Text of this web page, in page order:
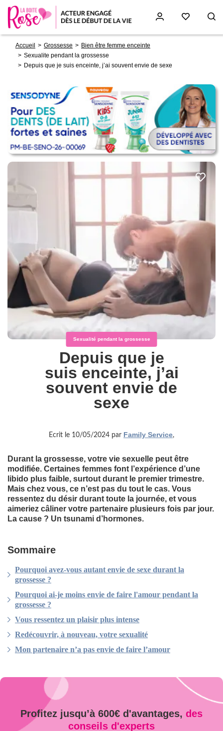
contenu
d'Ariane
Accueil Grossesse
Bien être femme enceinte
Sexualite pendant la grossesse
Depuis que je suis enceinte, j’ai souvent envie de sexe
Sexualité pendant la grossesse
Depuis que je
suis enceinte, j’ai
souvent envie de
sexe
Ecrit le 10/05/2024 par Family Service,
Durant la grossesse, votre vie sexuelle peut être
modifiée. Certaines femmes font l’expérience d’une
libido plus faible, surtout durant le premier trimestre.
Mais chez vous, ce n’est pas du tout le cas. Vous
ressentez du désir durant toute la journée, et vous
aimeriez câliner votre partenaire plusieurs fois par jour.
La cause ? Un tsunami d’hormones.
Sommaire
Pourquoi avez-vous autant envie de sexe durant la
grossesse ?
Pourquoi ai-je moins envie de faire l'amour pendant la
grossesse ?
Vous ressentez un plaisir plus intense
Redécouvrir, à nouveau, votre sexualité
Mon partenaire n’a pas envie de faire l’amour
Profitez jusqu’à 600€ d'avantages, des
conseils d'experts